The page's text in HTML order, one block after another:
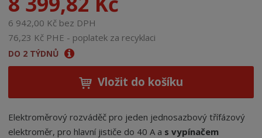
6 942,00 Kč bez DPH
76,23 Kč PHE - poplatek za recyklaci
DO 2 TÝDNŮ
Vložit do košíku
Elektroměrový rozváděč pro jeden jednosazbový třífázový
elektroměr, pro hlavní jističe do 40 A a s vypínačem